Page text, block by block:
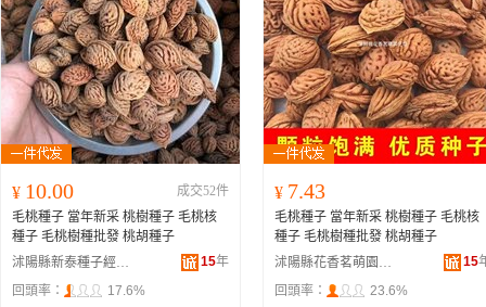
¥ 10.00
成交52件
毛桃種子 當年新采 桃樹種子 毛桃核
種子 毛桃樹種批發 桃胡種子
沭陽縣新泰種子經營部
15年
回頭率：
17.6%
¥ 7.43
毛桃種子 當年新采 桃樹種子 毛桃核
種子 毛桃樹種批發 桃胡種子
沭陽縣花香茗萌園藝場
15
回頭率：
23.6%